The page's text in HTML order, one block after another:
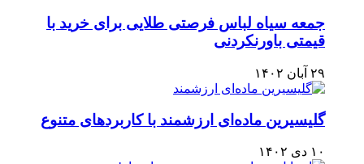
جمعه سیاه لباس فرصتی طلایی برای خرید با
قیمتی باورنکردنی
۲۹ آبان ۱۴۰۲
گلیسیرین ماده‌ای ارزشمند با کاربردهای متنوع
۱۰ دی ۱۴۰۲